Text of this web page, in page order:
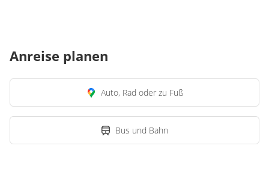
Anreise planen
Auto, Rad oder zu Fuß
Bus und Bahn